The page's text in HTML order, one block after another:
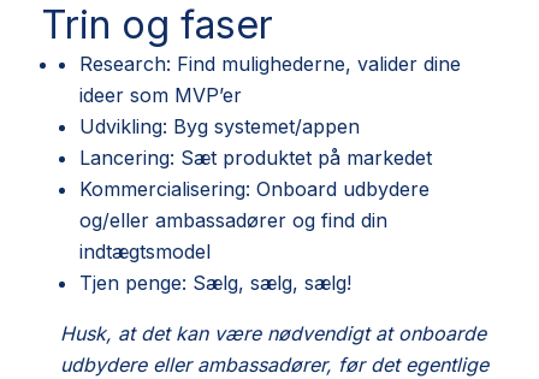
Trin og faser
Research: Find mulighederne, valider dine
ideer som MVP’er
Udvikling: Byg systemet/appen
Lancering: Sæt produktet på markedet
Kommercialisering: Onboard udbydere
og/eller ambassadører og find din
indtægtsmodel
Tjen penge: Sælg, sælg, sælg!
Husk, at det kan være nødvendigt at onboarde
udbydere eller ambassadører, før det egentlige